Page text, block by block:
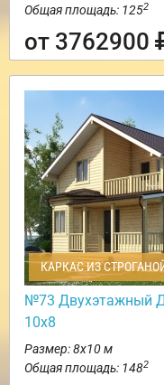
Общая площадь: 1252
от 3762900
КАРКАС ИЗ
№73 Двухэтажный
10х8
Размер: 8х10 м
Общая площадь: 1482